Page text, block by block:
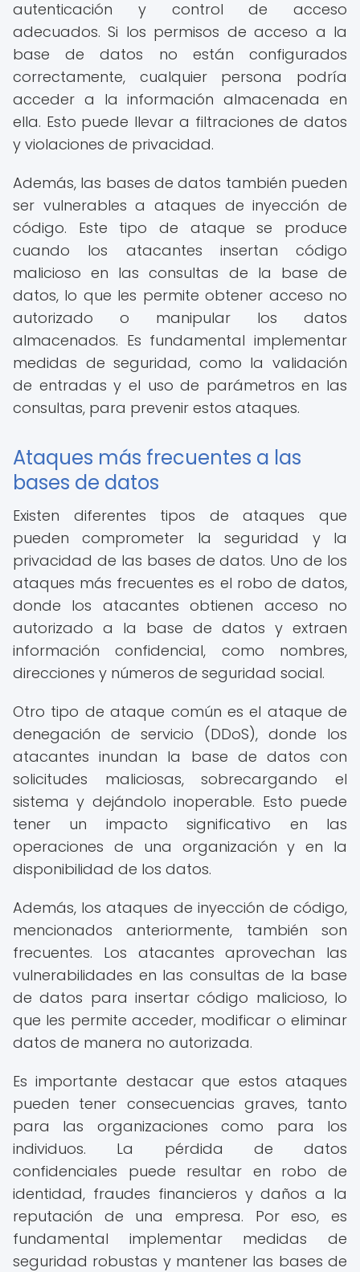
autenticación y control de acceso
adecuados. Si los permisos de acceso a la
base de datos no están configurados
correctamente, cualquier persona podría
acceder a la información almacenada en
ella. Esto puede llevar a filtraciones de datos
y violaciones de privacidad.
Además, las bases de datos también pueden
ser vulnerables a ataques de inyección de
código. Este tipo de ataque se produce
cuando los atacantes insertan código
malicioso en las consultas de la base de
datos, lo que les permite obtener acceso no
autorizado o manipular los datos
almacenados. Es fundamental implementar
medidas de seguridad, como la validación
de entradas y el uso de parámetros en las
consultas, para prevenir estos ataques.
Ataques más frecuentes a las
bases de datos
Existen diferentes tipos de ataques que
pueden comprometer la seguridad y la
privacidad de las bases de datos. Uno de los
ataques más frecuentes es el robo de datos,
donde los atacantes obtienen acceso no
autorizado a la base de datos y extraen
información confidencial, como nombres,
direcciones y números de seguridad social.
Otro tipo de ataque común es el ataque de
denegación de servicio (DDoS), donde los
atacantes inundan la base de datos con
solicitudes maliciosas, sobrecargando el
sistema y dejándolo inoperable. Esto puede
tener un impacto significativo en las
operaciones de una organización y en la
disponibilidad de los datos.
Además, los ataques de inyección de código,
mencionados anteriormente, también son
frecuentes. Los atacantes aprovechan las
vulnerabilidades en las consultas de la base
de datos para insertar código malicioso, lo
que les permite acceder, modificar o eliminar
datos de manera no autorizada.
Es importante destacar que estos ataques
pueden tener consecuencias graves, tanto
para las organizaciones como para los
individuos. La pérdida de datos
confidenciales puede resultar en robo de
identidad, fraudes financieros y daños a la
reputación de una empresa. Por eso, es
fundamental implementar medidas de
seguridad robustas y mantener las bases de